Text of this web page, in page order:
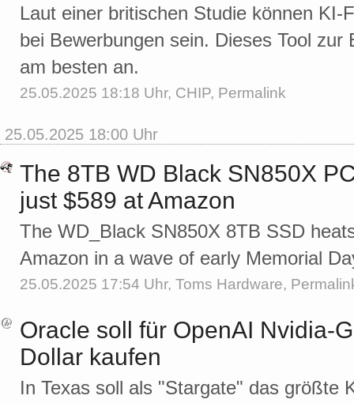
Laut einer britischen Studie können KI-
bei Bewerbungen sein. Dieses Tool zur
am besten an.
25.05.2025 18:18 Uhr, CHIP, Permalink
25.05.2025 18:00 Uhr
The 8TB WD Black SN850X
just $589 at Amazon
The WD_Black SN850X 8TB SSD
Amazon in a wave of early Memorial
25.05.2025 17:54 Uhr, Toms Hardware,
Oracle soll für OpenAI Nvidia-
Dollar kaufen
In Texas soll als "Stargate" das größte